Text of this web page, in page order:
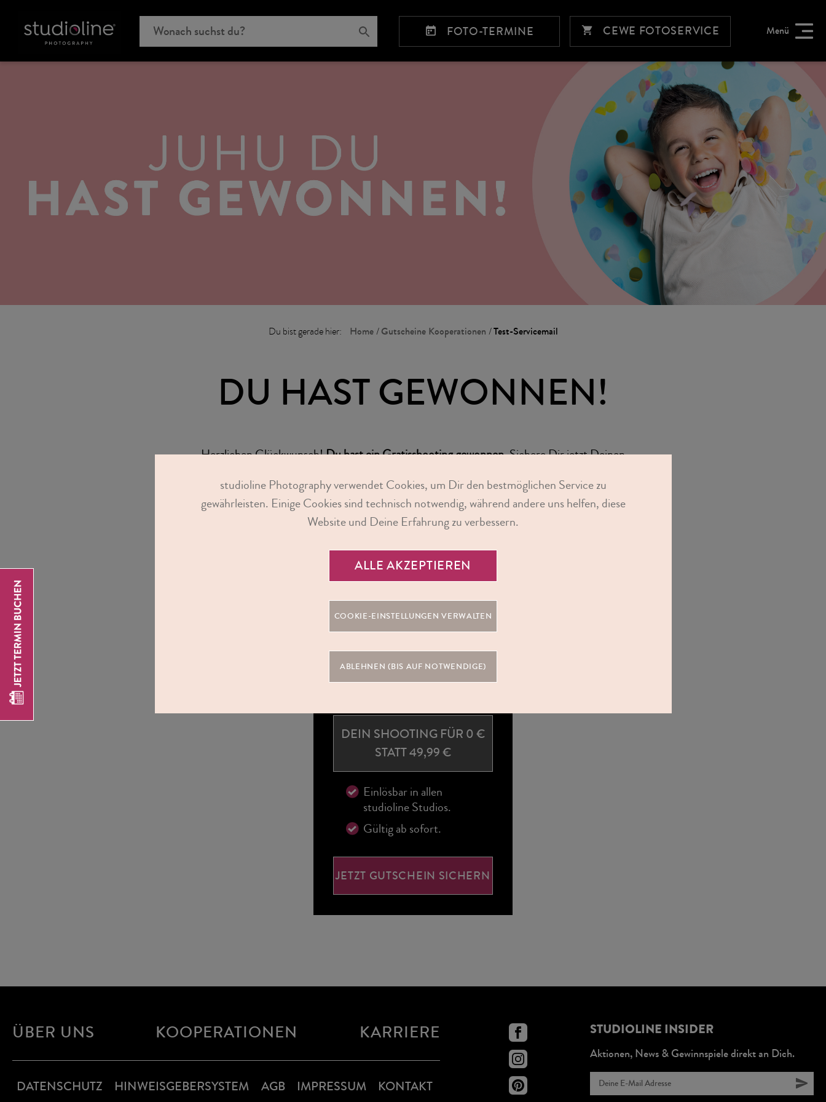
FOTO-TERMINE CEWE FOTOSERVICE Menü
Du bist gerade hier: Home / Gutscheine Kooperationen /Test-Servicemail
DU HAST GEWONNEN!
Herzlichen Glückwunsch!Du hast ein Gratisshooting gewonnen.Sichere Dir jetzt Deinen
Deinen Liebsten einen Termin buchen.
DEIN SHOOTING FÜR 0 €
STATT 49,99 €
Einlösbar in allen
studioline Studios.
Gültig ab sofort.
JETZT GUTSCHEIN SICHERN
studioline Photography verwendet Cookies, um Dir den bestmöglichen Service zu
gewährleisten. Einige Cookies sind technisch notwendig, während andere uns helfen, diese
Website und Deine Erfahrung zu verbessern.
ALLE AKZEPTIEREN
COOKIE-EINSTELLUNGEN VERWALTEN
ABLEHNEN (BIS AUF NOTWENDIGE)
ÜBER UNS KOOPERATIONEN KARRIERE
DATENSCHUTZ HINWEISGEBERSYSTEM AGB IMPRESSUM KONTAKT
STUDIOLINE INSIDER
Aktionen, News & Gewinnspiele direkt an Dich.